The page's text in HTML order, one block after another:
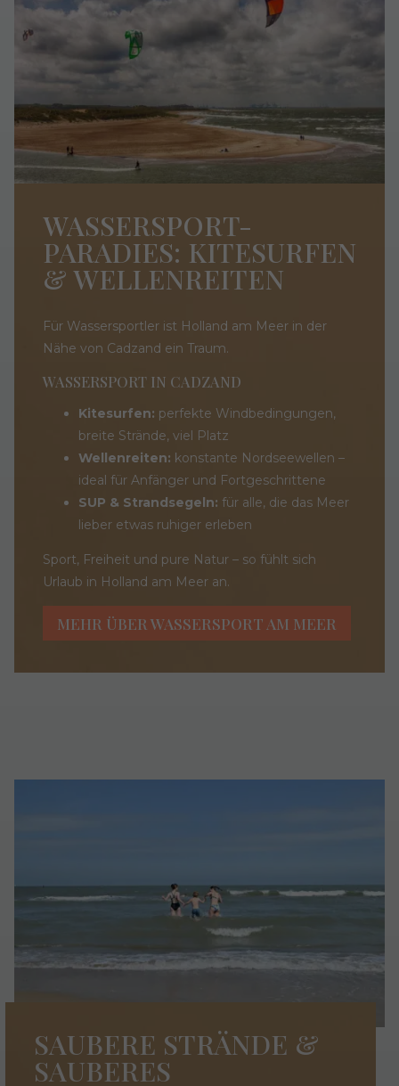
WASSERSPORT-
PARADIES: KITESURFEN
& WELLENREITEN
Für Wassersportler ist Holland am Meer in der
Nähe von Cadzand ein Traum.
WASSERSPORT IN CADZAND
Kitesurfen: perfekte Windbedingungen,
breite Strände, viel Platz
Wellenreiten: konstante Nordseewellen –
ideal für Anfänger und Fortgeschrittene
SUP & Strandsegeln: für alle, die das Meer
lieber etwas ruhiger erleben
Sport, Freiheit und pure Natur – so fühlt sich
Urlaub in Holland am Meer an.
MEHR ÜBER WASSERSPORT AM MEER
SAUBERE STRÄNDE &
SAUBERES